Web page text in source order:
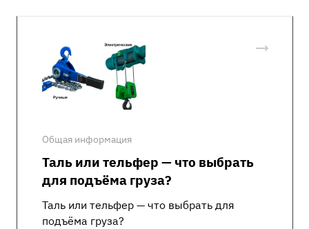
Общая информация
Таль или тельфер — что выбрать
для подъёма груза?
Таль или тельфер — что выбрать для
подъёма груза?